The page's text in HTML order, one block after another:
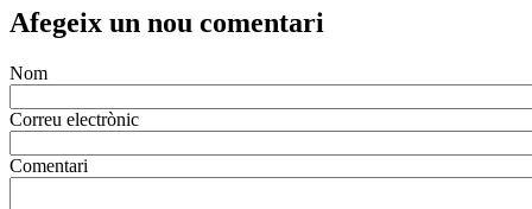
Afegeix un nou comentari
Nom
Correu electrònic
Comentari